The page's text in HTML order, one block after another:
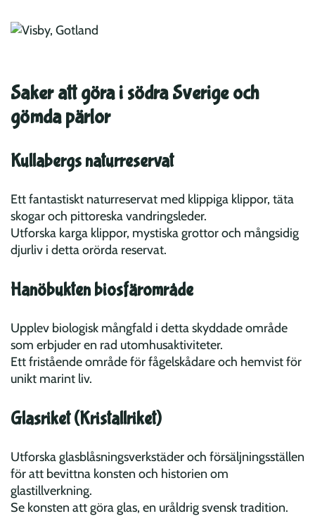
Saker att göra i södra Sverige och
gömda pärlor
Kullabergs naturreservat
Ett fantastiskt naturreservat med klippiga klippor, täta
skogar och pittoreska vandringsleder.
Utforska karga klippor, mystiska grottor och mångsidig
djurliv i detta orörda reservat.
Hanöbukten biosfärområde
Upplev biologisk mångfald i detta skyddade område
som erbjuder en rad utomhusaktiviteter.
Ett fristående område för fågelskådare och hemvist för
unikt marint liv.
Glasriket (Kristallriket)
Utforska glasblåsningsverkstäder och försäljningsställen
för att bevittna konsten och historien om
glastillverkning.
Se konsten att göra glas, en uråldrig svensk tradition.